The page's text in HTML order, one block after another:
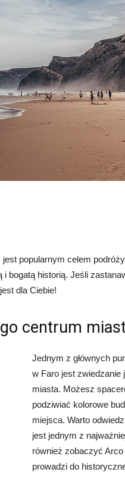
popularnym celem
bogatą historią. Jeśli
dla Ciebie!
centrum
Jednym z głównych
w Faro jest zwiedzanie
miasta. Możesz
podziwiać kolorowe
miejsca. Warto
jest jednym z
również zobaczyć
prowadzi do